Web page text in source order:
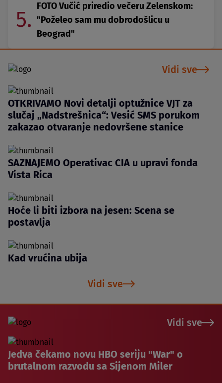
5.
FOTO Vučić priredio večeru Zelenskom:
"Poželeo sam mu dobrodošlicu u
Beograd"
Vidi sve
OTKRIVAMO Novi detalji optužnice VJT za
slučaj „Nadstrešnica“: Vesić SMS porukom
zakazao otvaranje nedovršene stanice
SAZNAJEMO Operativac CIA u upravi fonda
Vista Rica
Hoće li biti izbora na jesen: Scena se
postavlja
Kad vrućina ubija
Vidi sve
Vidi sve
Jedva čekamo novu HBO seriju "War" o
brutalnom razvodu sa Sijenom Miler